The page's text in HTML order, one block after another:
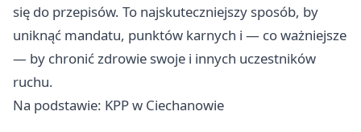
się do przepisów. To najskuteczniejszy sposób, by
uniknąć mandatu, punktów karnych i — co ważniejsze
— by chronić zdrowie swoje i innych uczestników
ruchu.
Na podstawie: KPP w Ciechanowie